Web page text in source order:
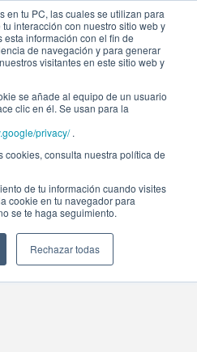
en tu PC, las cuales se utilizan para
interacción con nuestro sitio web y
información con el fin de
de navegación y para generar
visitantes en este sitio web y
se añade al equipo de un usuario
clic en él. Se usan para la
privacy/.
cookies, consulta nuestra política de
de tu información cuando visites
cookie en tu navegador para
se te haga seguimiento.
Rechazar todas